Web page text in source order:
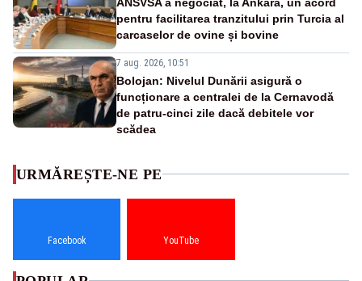
pentru facilitarea tranzitului prin Turcia al
carcaselor de ovine și bovine
7 aug. 2026, 10:51
Bolojan: Nivelul Dunării asigură o
funcționare a centralei de la Cernavodă
de patru-cinci zile dacă debitele vor
scădea
URMĂREȘTE-NE PE
Facebook YouTube